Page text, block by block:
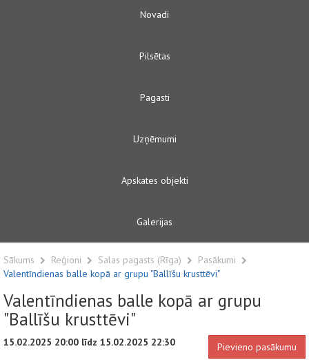
Novadi
Pilsētas
Pagasti
Uzņēmumi
Apskates objekti
Galerijas
Sākums Reģioni Salas pagasts (Rīga)
Pasākumi
Valentīndienas balle kopā ar grupu "Ballīšu krusttēvi"
Valentīndienas balle kopā ar grupu
"Ballīšu krusttēvi"
15.02.2025 20:00 līdz 15.02.2025 22:30 Pievieno pasākumu